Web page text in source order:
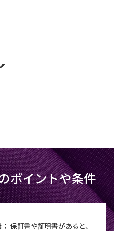
ポイントや条件
保証書や証明書があると、